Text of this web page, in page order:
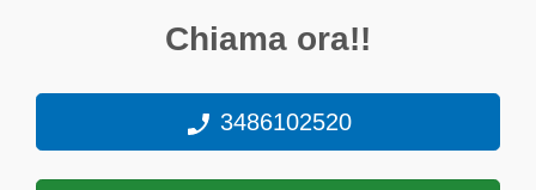
Chiama ora!!
3486102520